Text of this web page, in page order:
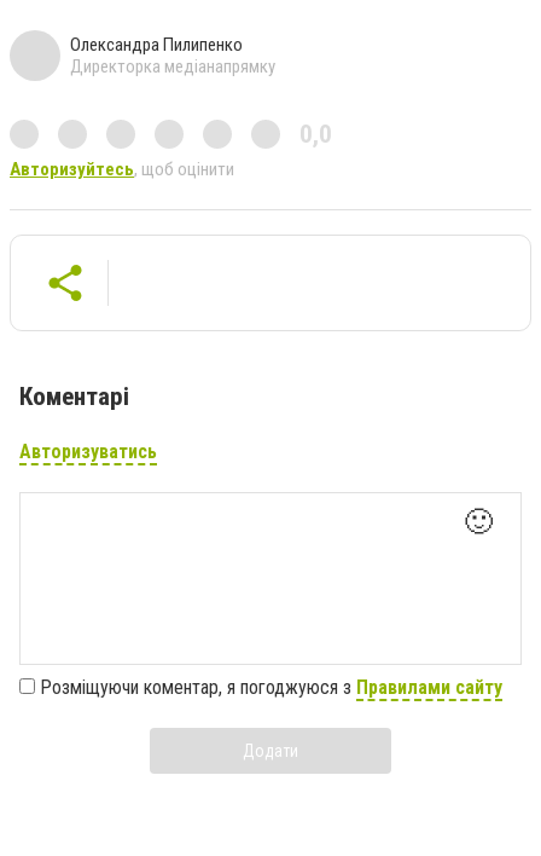
Олександра Пилипенко
Директорка медіанапрямку
0,0
Авторизуйтесь, щоб оцінити
Коментарі
Авторизуватись
🙂
Розміщуючи коментар, я погоджуюся з Правилами сайту
Додати